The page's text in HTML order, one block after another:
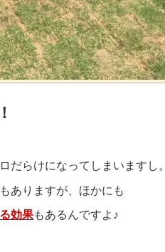
だらけになってしまいますし。
ありますが、ほかにも
効果もあるんですよ♪